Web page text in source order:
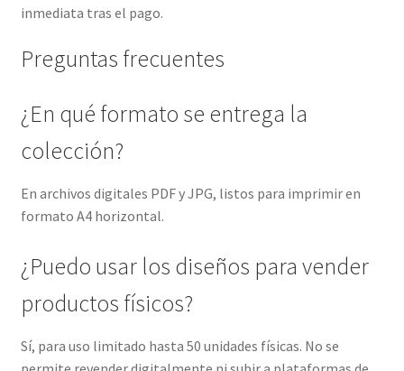
inmediata tras el pago.
Preguntas frecuentes
¿En qué formato se entrega la
colección?
En archivos digitales PDF y JPG, listos para imprimir en
formato A4 horizontal.
¿Puedo usar los diseños para vender
productos físicos?
Sí, para uso limitado hasta 50 unidades físicas. No se